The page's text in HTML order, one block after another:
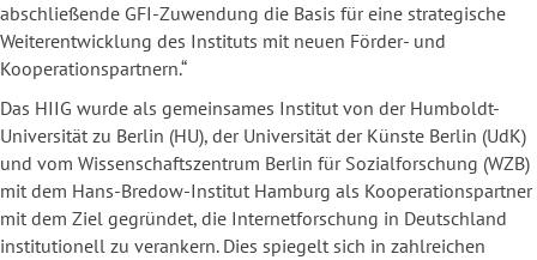
abschließende GFI-Zuwendung die Basis für eine strategische
Weiterentwicklung des Instituts mit neuen Förder- und
Kooperationspartnern.“
Das HIIG wurde als gemeinsames Institut von der Humboldt-
Universität zu Berlin (HU), der Universität der Künste Berlin (UdK)
und vom Wissenschaftszentrum Berlin für Sozialforschung (WZB)
mit dem Hans-Bredow-Institut Hamburg als Kooperationspartner
mit dem Ziel gegründet, die Internetforschung in Deutschland
institutionell zu verankern. Dies spiegelt sich in zahlreichen